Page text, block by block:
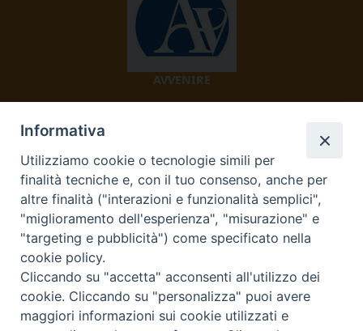
AVVENIRE
TV 2000
Diocesi di Ivrea
Informativa
Utilizziamo cookie o tecnologie simili per
finalità tecniche e, con il tuo consenso, anche per
altre finalità ("interazioni e funzionalità semplici",
"miglioramento dell'esperienza", "misurazione" e
"targeting e pubblicità") come specificato nella
cookie policy.
Cliccando su "accetta" acconsenti all'utilizzo dei
cookie. Cliccando su "personalizza" puoi avere
maggiori informazioni sui cookie utilizzati e